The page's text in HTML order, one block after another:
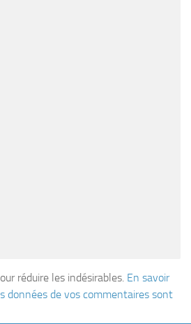
réduire les indésirables. En savoir
données de vos commentaires sont